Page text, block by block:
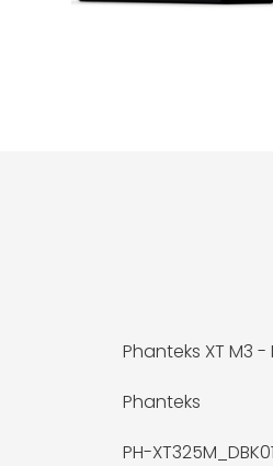
Phanteks XT M3 -
Phanteks
PH-XT325M_DBK01